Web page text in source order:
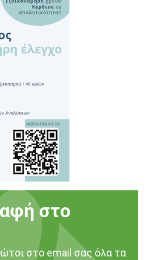
στο
στο email σας όλα τα